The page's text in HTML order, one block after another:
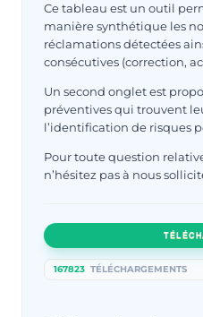
Ce tableau est un outil
manière synthétique les
réclamations détectées
consécutives (correction,
Un second onglet est
préventives qui trouvent
l’identification de risques
Pour toute question
n’hésitez pas à nous
167823 TÉLÉCHARGEMENTS